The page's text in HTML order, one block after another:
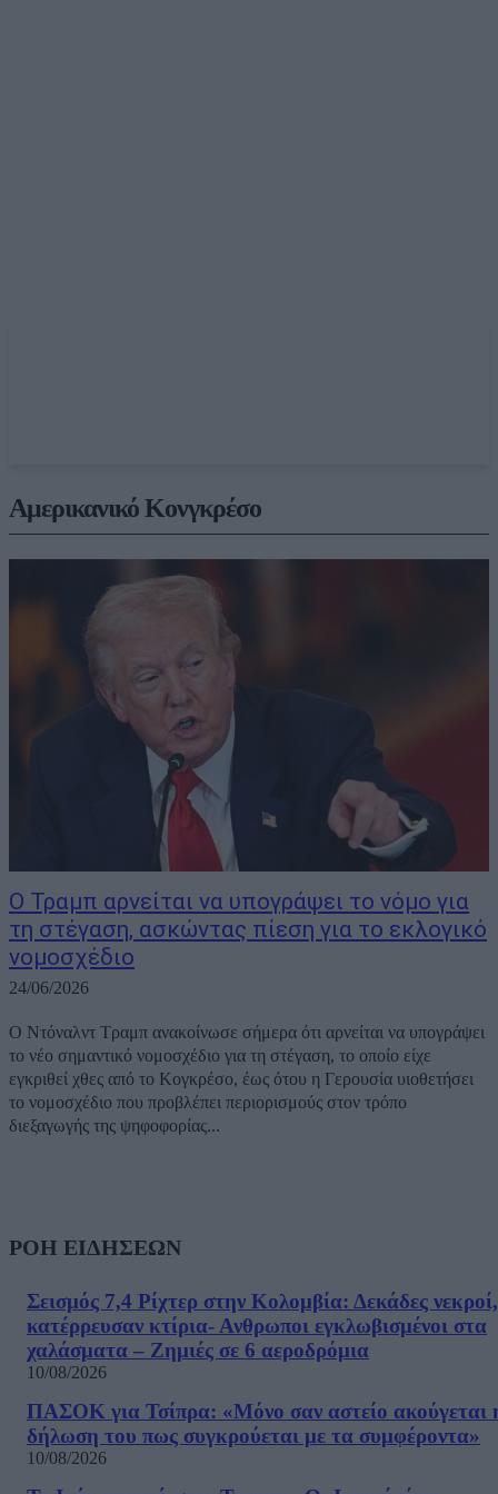
Αμερικανικό Κονγκρέσο
Ο Τραμπ αρνείται να υπογράψει το νόμο για
τη στέγαση, ασκώντας πίεση για το εκλογικό
νομοσχέδιο
24/06/2026
Ο Ντόναλντ Τραμπ ανακοίνωσε σήμερα ότι αρνείται να υπογράψει
το νέο σημαντικό νομοσχέδιο για τη στέγαση, το οποίο είχε
εγκριθεί χθες από το Κογκρέσο, έως ότου η Γερουσία υιοθετήσει
το νομοσχέδιο που προβλέπει περιορισμούς στον τρόπο
διεξαγωγής της ψηφοφορίας...
ΡΟΗ ΕΙΔΗΣΕΩΝ
Σεισμός 7,4 Ρίχτερ στην Κολομβία: Δεκάδες νεκροί,
κατέρρευσαν κτίρια- Ανθρωποι εγκλωβισμένοι στα
χαλάσματα – Ζημιές σε 6 αεροδρόμια
10/08/2026
ΠΑΣΟΚ για Τσίπρα: «Μόνο σαν αστείο ακούγεται
δήλωση του πως συγκρούεται με τα συμφέροντα»
10/08/2026